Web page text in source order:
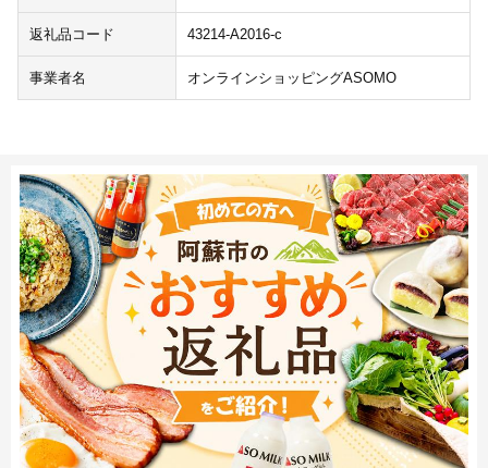
返礼品コード 43214-A2016-c
事業者名 オンラインショッピングASOMO